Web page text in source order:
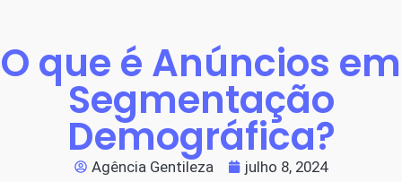
O que é Anúncios em
Segmentação
Demográfica?
Agência Gentileza julho 8, 2024